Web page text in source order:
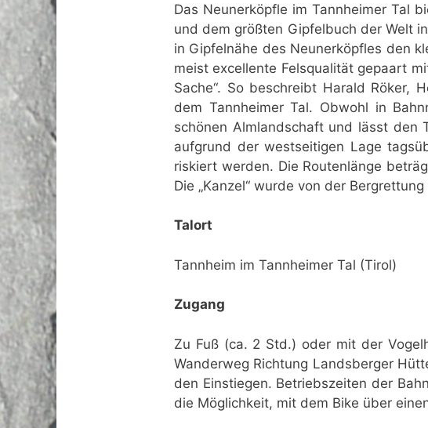
Das Neunerköpfle im Tannheimer Tal
und dem größten Gipfelbuch der Welt
in Gipfelnähe des Neunerköpfles den
meist excellente Felsqualität gepaart
Sache“. So beschreibt Harald Röker,
dem Tannheimer Tal. Obwohl in
schönen Almlandschaft und lässt den
aufgrund der westseitigen Lage
riskiert werden. Die Routenlänge
Die „Kanzel“ wurde von der
Talort
Tannheim im Tannheimer Tal (Tirol)
Zugang
Zu Fuß (ca. 2 Std.) oder mit der
Wanderweg Richtung Landsberger
den Einstiegen. Betriebszeiten der
die Möglichkeit, mit dem Bike über